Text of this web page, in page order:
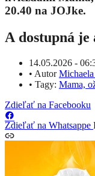
20.40 na JOJke.
A dostupná
14.05.2026 -
• Autor
• Tagy: Mama,
Zdieľať na Facebooku
Zdieľať na Whatsappe